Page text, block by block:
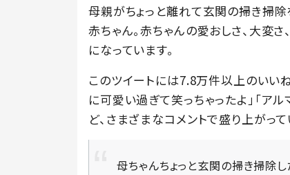
母親がちょっと離れて玄関の掃き掃除
赤ちゃん。赤ちゃんの愛おしさ、大
になっています。
このツイートには7.8万件以上のいいね
に可愛い過ぎて笑っちゃったよ」「ア
ど、さまざまなコメントで盛り上がって
母ちゃんちょっと玄関の掃き掃除